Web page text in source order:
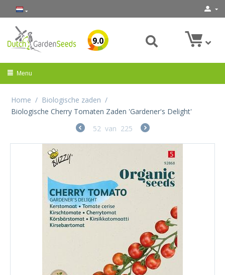
9.0
Menu
Home / Biologische zaden /
Biologische Cherry Tomaten Zaden 'Gardener's Delight'
52 van 225